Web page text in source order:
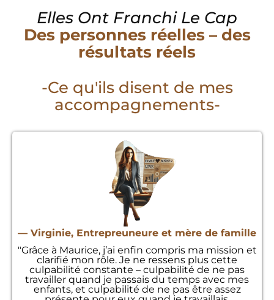
Elles Ont Franchi Le Cap
Des personnes réelles – des
résultats réels
-Ce qu'ils disent de mes
accompagnements-
— Virginie, Entrepreuneure et mère de famille
"Grâce à Maurice, j’ai enfin compris ma mission et
clarifié mon rôle. Je ne ressens plus cette
culpabilité constante – culpabilité de ne pas
travailler quand je passais du temps avec mes
enfants, et culpabilité de ne pas être assez